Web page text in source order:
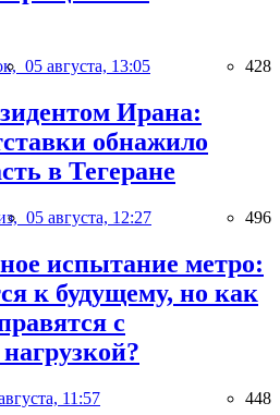
05 августа, 13:05 428
Ирана:
обнажило
в Тегеране
05 августа, 12:27 496
испытание метро:
к будущему, но как
с
11:57 448